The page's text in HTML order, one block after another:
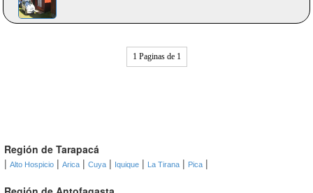
1 Paginas de 1
Región de Tarapacá
| Alto Hospicio | Arica | Cuya | Iquique | La Tirana | Pica |